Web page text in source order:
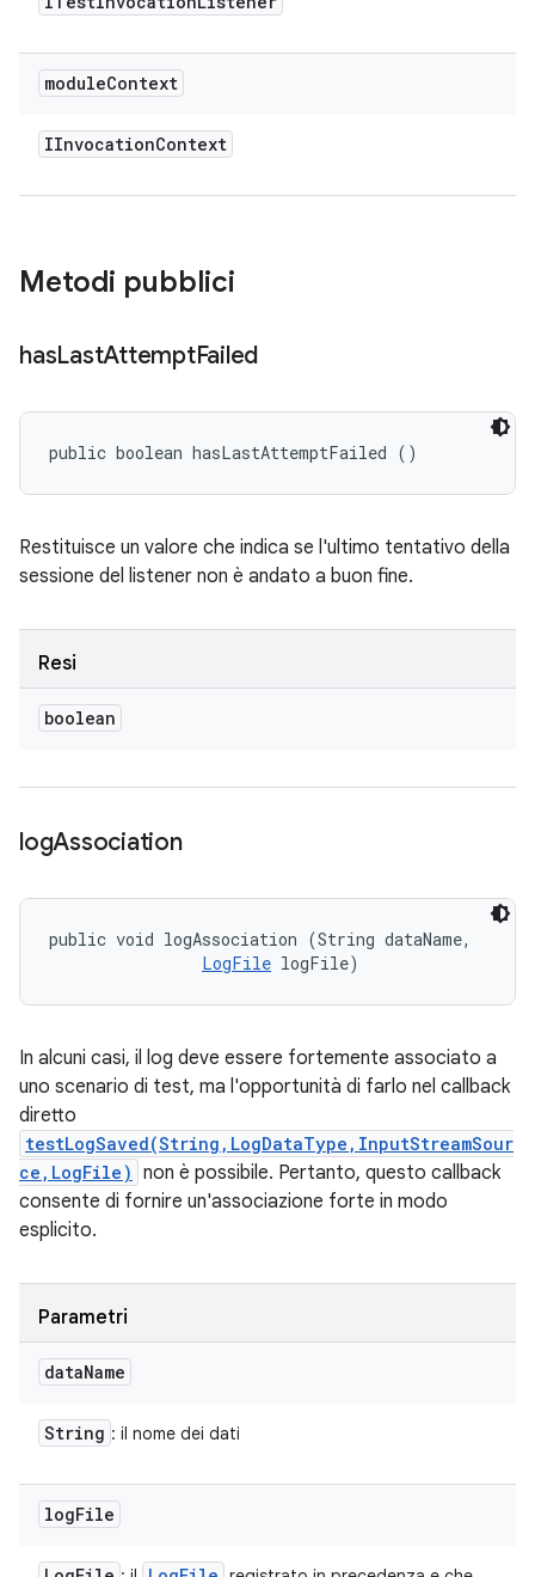
moduleContext
IInvocationContext
Metodi pubblici
hasLastAttemptFailed
public boolean hasLastAttemptFailed ()
Restituisce un valore che indica se l'ultimo tentativo della
sessione del listener non è andato a buon fine.
Resi
boolean
logAssociation
public void logAssociation (String dataName,
LogFile logFile)
In alcuni casi, il log deve essere fortemente associato a
uno scenario di test, ma l'opportunità di farlo nel callback
diretto
testLogSaved(String,LogDataType,InputStreamSour
ce,LogFile) non è possibile. Pertanto, questo callback
consente di fornire un'associazione forte in modo
esplicito.
Parametri
dataName
String : il nome dei dati
logFile